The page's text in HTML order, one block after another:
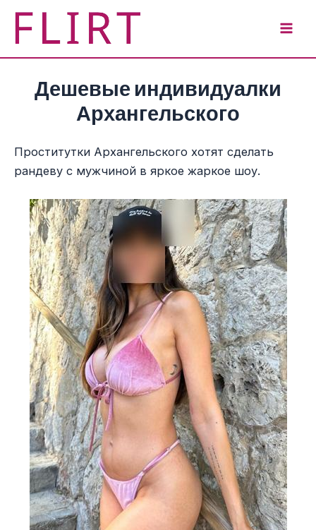
Перейти
содержимому
Дешевые индивидуалки
Архангельского
Проститутки Архангельского хотят сделать
рандеву с мужчиной в яркое жаркое шоу.